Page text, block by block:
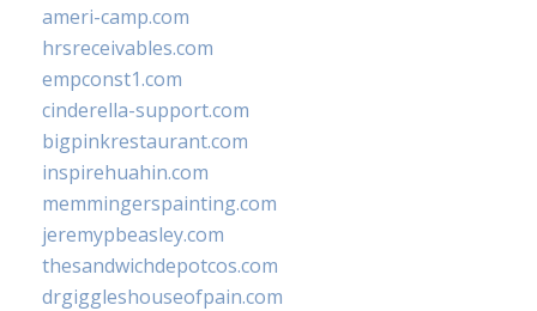
ameri-camp.com
hrsreceivables.com
empconst1.com
cinderella-support.com
bigpinkrestaurant.com
inspirehuahin.com
memmingerspainting.com
jeremypbeasley.com
thesandwichdepotcos.com
drgiggleshouseofpain.com